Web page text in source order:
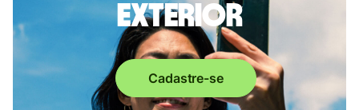
exterior
Cadastre-se